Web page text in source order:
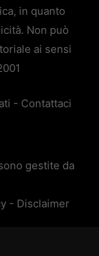
in quanto
Non può
ai sensi
- Contattaci
gestite da
- Disclaimer